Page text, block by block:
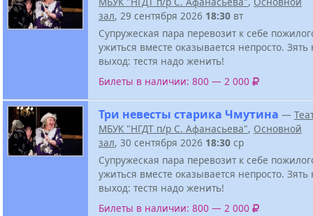
зал, 29 сентября 2026 18:30 вт
Супружеская пара перевозит к себе
ужиться вместе оказывается непросто. Зять
выход: тестя надо женить!
Билеты в наличии: 800 — 2 000
Три невесты старика Чмутина —
МБУК "НГДТ п/р С. Афанасьева", Основной
зал, 30 сентября 2026 18:30 ср
Супружеская пара перевозит к себе
ужиться вместе оказывается непросто. Зять
выход: тестя надо женить!
Билеты в наличии: 800 — 2 000